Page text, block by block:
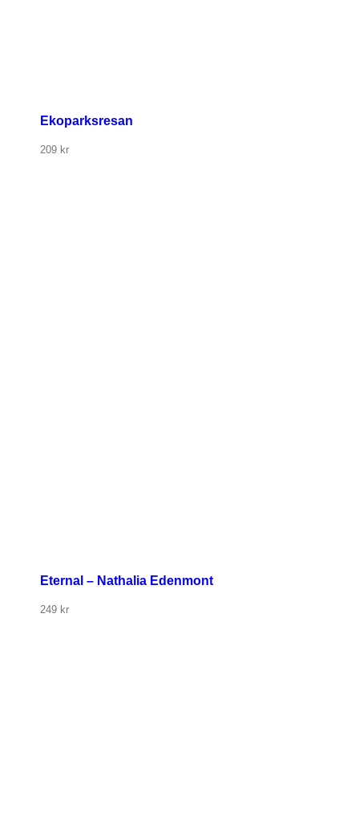
Ekoparksresan
209 kr
Eternal – Nathalia Edenmont
249 kr